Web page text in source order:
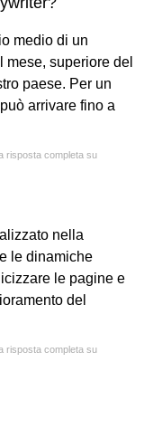
medio di un
superiore del
paese. Per un
arrivare fino a
risposta completa su
nella
le dinamiche
le pagine e
del
risposta completa su